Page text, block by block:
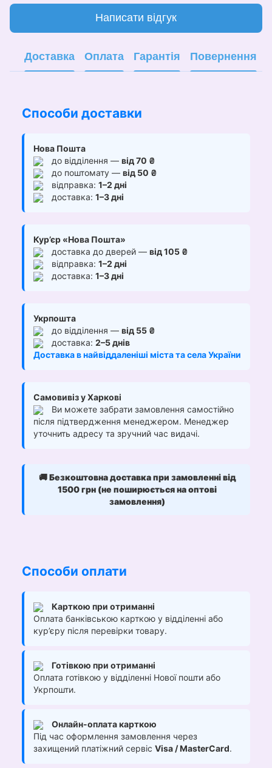
Написати відгук
Доставка Оплата Гарантія Повернення
Способи доставки
Нова Пошта
до відділення — від 70 ₴
до поштомату — від 50 ₴
відправка: 1–2 дні
доставка: 1–3 дні
Кур’єр «Нова Пошта»
доставка до дверей — від 105 ₴
відправка: 1–2 дні
доставка: 1–3 дні
Укрпошта
до відділення — від 55 ₴
доставка: 2–5 днів
Доставка в найвіддаленіші міста та села України
Самовивіз у Харкові
Ви можете забрати замовлення самостійно
після підтвердження менеджером. Менеджер
уточнить адресу та зручний час видачі.
🚚Безкоштовна доставка при замовленні від
1500 грн (не поширюється на оптові
замовлення)
Способи оплати
Карткою при отриманні
Оплата банківською карткою у відділенні або
кур’єру після перевірки товару.
Готівкою при отриманні
Оплата готівкою у відділенні Нової пошти або
Укрпошти.
Онлайн-оплата карткою
Під час оформлення замовлення через
захищений платіжний сервіс Visa / MasterCard.